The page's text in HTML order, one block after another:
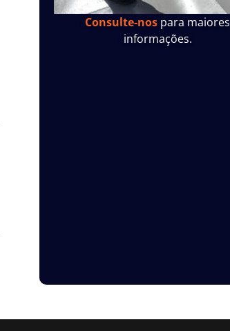
Consulte-nos para maiores
informações.